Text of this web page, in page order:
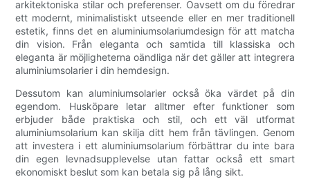
arkitektoniska stilar och preferenser. Oavsett om du föredrar
ett modernt, minimalistiskt utseende eller en mer traditionell
estetik, finns det en aluminiumsolariumdesign för att matcha
din vision. Från eleganta och samtida till klassiska och
eleganta är möjligheterna oändliga när det gäller att integrera
aluminiumsolarier i din hemdesign.
Dessutom kan aluminiumsolarier också öka värdet på din
egendom. Husköpare letar alltmer efter funktioner som
erbjuder både praktiska och stil, och ett väl utformat
aluminiumsolarium kan skilja ditt hem från tävlingen. Genom
att investera i ett aluminiumsolarium förbättrar du inte bara
din egen levnadsupplevelse utan fattar också ett smart
ekonomiskt beslut som kan betala sig på lång sikt.